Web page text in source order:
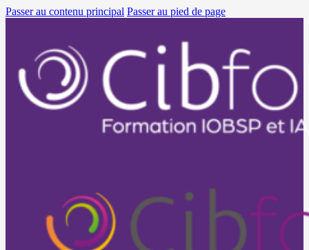
Passer au contenu principal Passer au pied de page